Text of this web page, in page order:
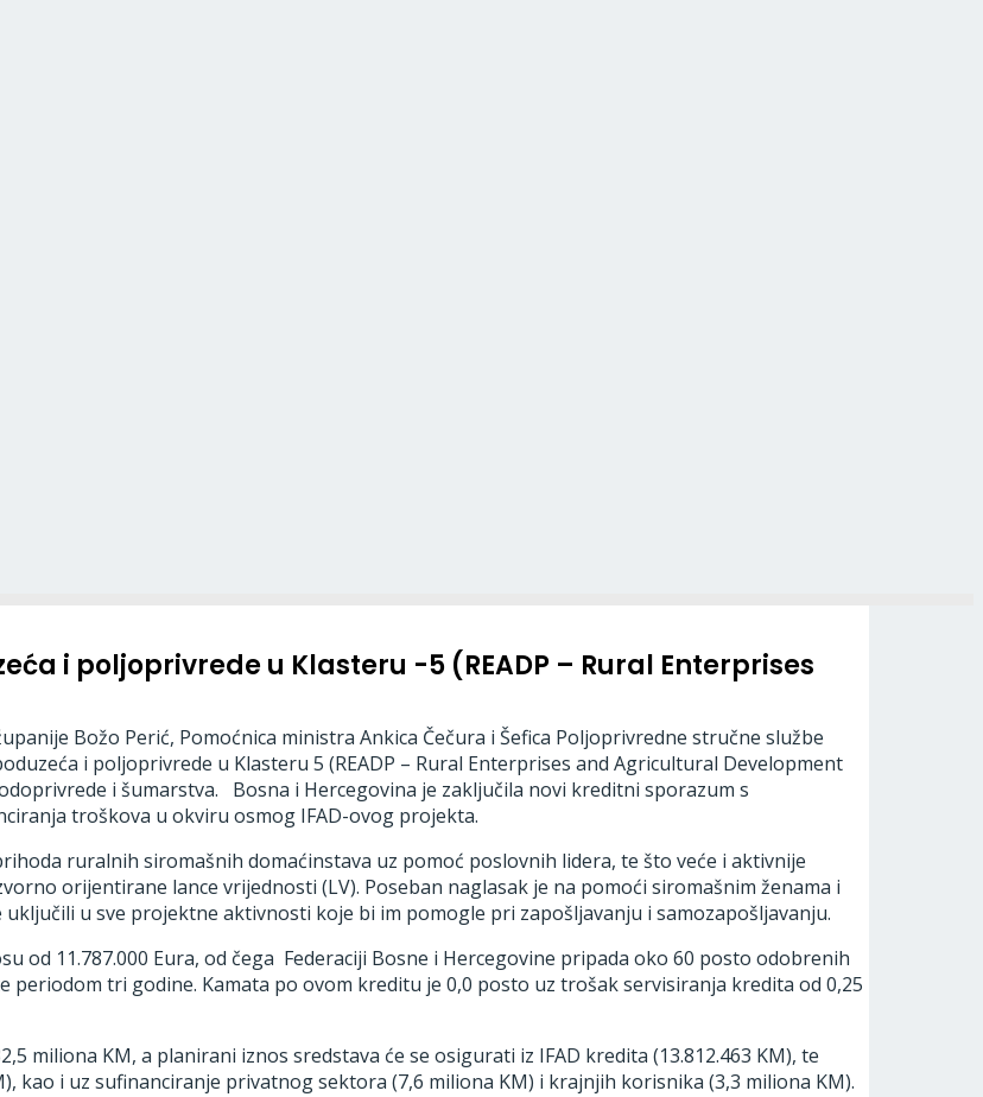
i poljoprivrede u Klasteru -5 (READP – Rural Enterprises
Božo Perić, Pomoćnica ministra Ankica Čečura i Šefica Poljoprivredne stručne službe
i poljoprivrede u Klasteru 5 (READP – Rural Enterprises and Agricultural Development
i šumarstva. Bosna i Hercegovina je zaključila novi kreditni sporazum s
troškova u okviru osmog IFAD-ovog projekta.
ruralnih siromašnih domaćinstava uz pomoć poslovnih lidera, te što veće i aktivnije
orijentirane lance vrijednosti (LV). Poseban naglasak je na pomoći siromašnim ženama i
u sve projektne aktivnosti koje bi im pomogle pri zapošljavanju i samozapošljavanju.
od 11.787.000 Eura, od čega Federaciji Bosne i Hercegovine pripada oko 60 posto odobrenih
tri godine. Kamata po ovom kreditu je 0,0 posto uz trošak servisiranja kredita od 0,25
miliona KM, a planirani iznos sredstava će se osigurati iz IFAD kredita (13.812.463 KM), te
kao i uz sufinanciranje privatnog sektora (7,6 miliona KM) i krajnjih korisnika (3,3 miliona KM).